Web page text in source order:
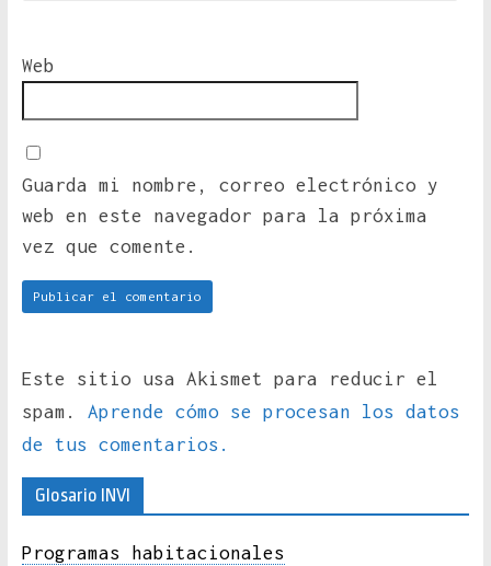
Web
Guarda mi nombre, correo electrónico y
web en este navegador para la próxima
vez que comente.
Este sitio usa Akismet para reducir el
spam. Aprende cómo se procesan los datos
de tus comentarios.
Glosario INVI
Programas habitacionales